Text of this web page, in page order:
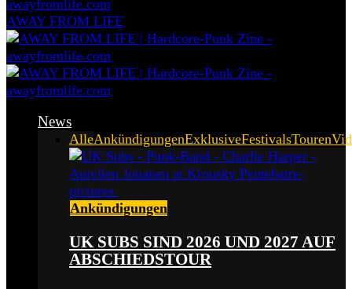
AWAY FROM LIFE
News
AlleAnkündigungenExklusiveFestivalsTouren
Ankündigungen
UK SUBS SIND 2026 UND 2027 AUF
ABSCHIEDSTOUR